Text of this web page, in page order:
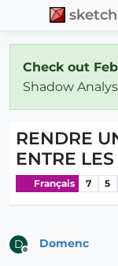
Check out
Shadow
RENDRE
ENTRE
Français 7 5
D Domenc